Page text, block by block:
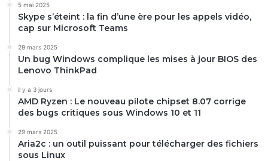
5 mai 2025
Skype s’éteint : la fin d’une ère pour les appels vidéo,
cap sur Microsoft Teams
29 mars 2025
Un bug Windows complique les mises à jour BIOS des
Lenovo ThinkPad
il y a 3 jours
AMD Ryzen : Le nouveau pilote chipset 8.07 corrige
des bugs critiques sous Windows 10 et 11
29 mars 2025
Aria2c : un outil puissant pour télécharger des fichiers
sous Linux